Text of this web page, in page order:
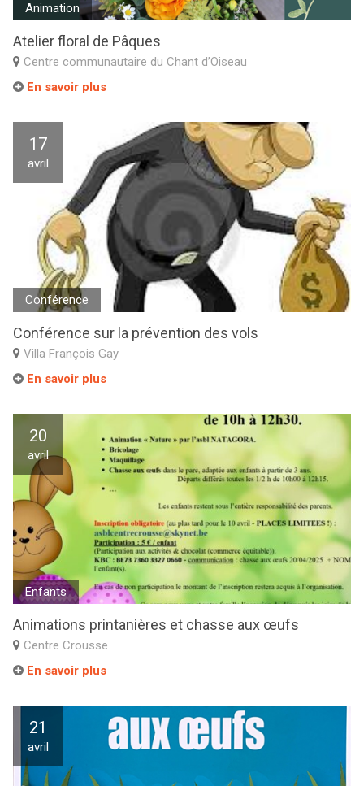
Animation
Atelier floral de Pâques
Centre communautaire du Chant d’Oiseau
En savoir plus
17
avril
Conférence
Conférence sur la prévention des vols
Villa François Gay
En savoir plus
20
avril
Enfants
Animations printanières et chasse aux œufs
Centre Crousse
En savoir plus
21
avril